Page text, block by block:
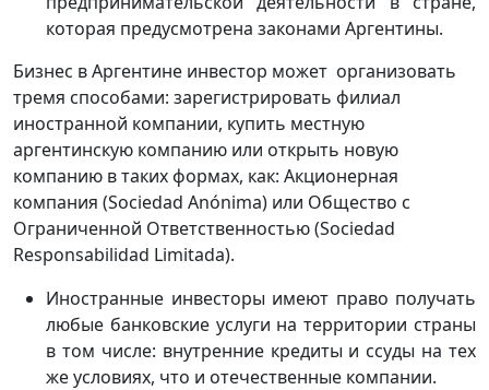
которая предусмотрена законами Аргентины.
Бизнес в Аргентине инвестор может организовать
тремя способами: зарегистрировать филиал
иностранной компании, купить местную
аргентинскую компанию или открыть новую
компанию в таких формах, как: Акционерная
компания (Sociedad Anónima) или Общество с
Ограниченной Ответственностью (Sociedad
Responsabilidad Limitada).
Иностранные инвесторы имеют право получать
любые банковские услуги на территории страны
в том числе: внутренние кредиты и ссуды на тех
же условиях, что и отечественные компании.